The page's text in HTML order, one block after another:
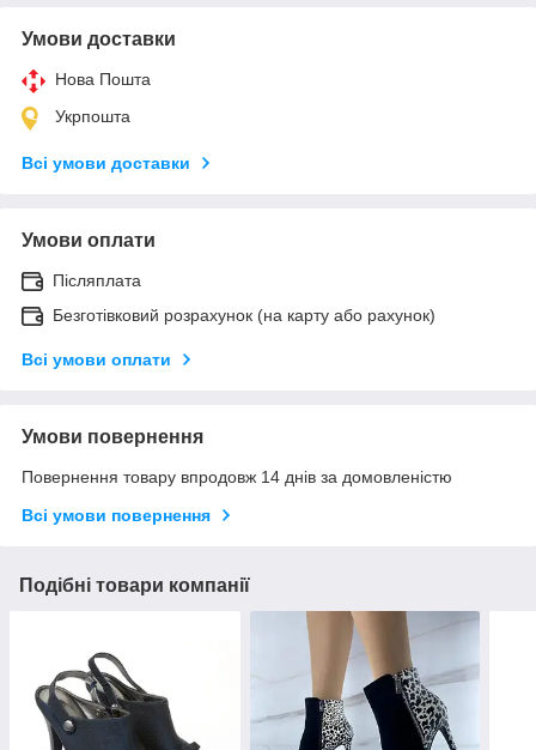
Умови доставки
Нова Пошта
Укрпошта
Всі умови доставки
Умови оплати
Післяплата
Безготівковий розрахунок (на карту або рахунок)
Всі умови оплати
Умови повернення
Повернення товару впродовж 14 днів за домовленістю
Всі умови повернення
Подібні товари компанії